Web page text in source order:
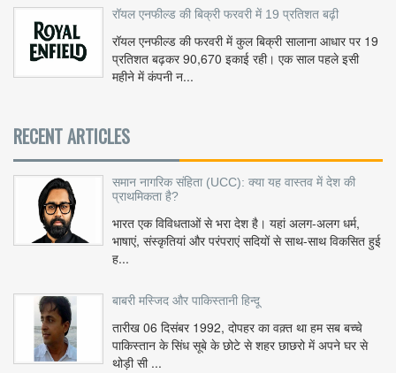
रॉयल एनफील्ड की बिक्री फरवरी में 19 प्रतिशत बढ़ी
रॉयल एनफील्ड की फरवरी में कुल बिक्री सालाना आधार पर 19
प्रतिशत बढ़कर 90,670 इकाई रही। एक साल पहले इसी
महीने में कंपनी न...
RECENT ARTICLES
समान नागरिक संहिता (UCC): क्या यह वास्तव में देश की
प्राथमिकता है?
भारत एक विविधताओं से भरा देश है। यहां अलग-अलग धर्म,
भाषाएं, संस्कृतियां और परंपराएं सदियों से साथ-साथ विकसित हुई
ह...
बाबरी मस्जिद और पाकिस्तानी हिन्दू
तारीख 06 दिसंबर 1992, दोपहर का वक़्त था हम सब बच्चे
पाकिस्तान के सिंध सूबे के छोटे से शहर छाछरो में अपने घर से
थोड़ी सी ...